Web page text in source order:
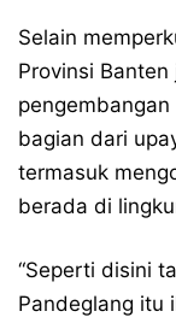
Selain
Provinsi
bagian dari
termasuk
berada di
“Seperti disini
Pandeglang itu